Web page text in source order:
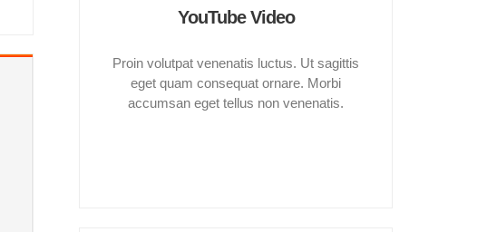
YouTube Video
Proin volutpat venenatis luctus. Ut sagittis
eget quam consequat ornare. Morbi
accumsan eget tellus non venenatis.